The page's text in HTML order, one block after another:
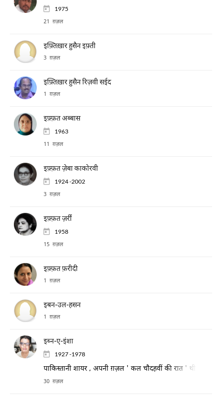
1975
21 ग़ज़ल
इफ़्तिख़ार हुसैन इफ़्ती
3 ग़ज़ल
इफ़्तिख़ार हुसैन रिज़वी सईद
1 ग़ज़ल
इफ़्फ़त अब्बास
1963
11 ग़ज़ल
इफ़्फ़त ज़ेबा काकोरवी
1924 -2002
3 ग़ज़ल
इफ़्फ़त ज़र्रीं
1958
15 ग़ज़ल
इफ़्फ़त फ़रीदी
1 ग़ज़ल
इबन-उल-हसन
1 ग़ज़ल
इब्न-ए-इंशा
1927 -1978
पाकिस्तानी शायर , अपनी ग़ज़ल ' कल चौदहवीं की रात ' थी , के लिए
30 ग़ज़ल